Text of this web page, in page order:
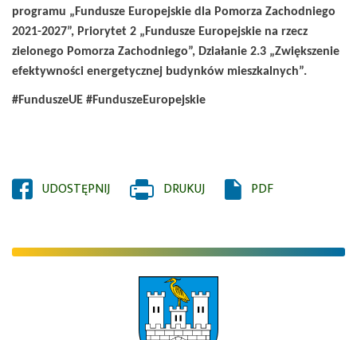
programu „Fundusze Europejskie dla Pomorza Zachodniego
2021-2027”, Priorytet 2 „Fundusze Europejskie na rzecz
zielonego Pomorza Zachodniego”, Działanie 2.3 „Zwiększenie
efektywności energetycznej budynków mieszkalnych”.
#FunduszeUE #FunduszeEuropejskie
UDOSTĘPNIJ
OTWORZY
NOWYM
DRUKUJ PDF